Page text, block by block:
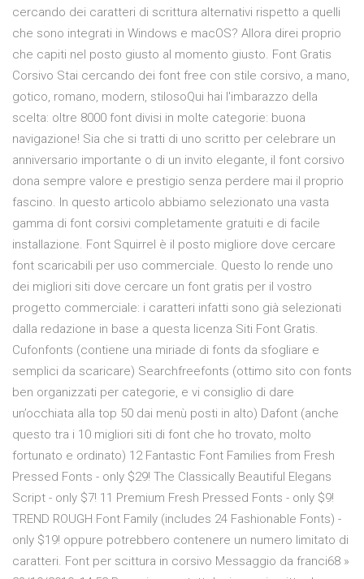
cercando dei caratteri di scrittura alternativi rispetto a quelli
che sono integrati in Windows e macOS? Allora direi proprio
che capiti nel posto giusto al momento giusto. Font Gratis
Corsivo Stai cercando dei font free con stile corsivo, a mano,
gotico, romano, modern, stilosoQui hai l'imbarazzo della
scelta: oltre 8000 font divisi in molte categorie: buona
navigazione! Sia che si tratti di uno scritto per celebrare un
anniversario importante o di un invito elegante, il font corsivo
dona sempre valore e prestigio senza perdere mai il proprio
fascino. In questo articolo abbiamo selezionato una vasta
gamma di font corsivi completamente gratuiti e di facile
installazione. Font Squirrel è il posto migliore dove cercare
font scaricabili per uso commerciale. Questo lo rende uno
dei migliori siti dove cercare un font gratis per il vostro
progetto commerciale: i caratteri infatti sono già selezionati
dalla redazione in base a questa licenza Siti Font Gratis.
Cufonfonts (contiene una miriade di fonts da sfogliare e
semplici da scaricare) Searchfreefonts (ottimo sito con fonts
ben organizzati per categorie, e vi consiglio di dare
un’occhiata alla top 50 dai menù posti in alto) Dafont (anche
questo tra i 10 migliori siti di font che ho trovato, molto
fortunato e ordinato) 12 Fantastic Font Families from Fresh
Pressed Fonts - only $29! The Classically Beautiful Elegans
Script - only $7! 11 Premium Fresh Pressed Fonts - only $9!
TREND ROUGH Font Family (includes 24 Fashionable Fonts) -
only $19! oppure potrebbero contenere un numero limitato di
caratteri. Font per scittura in corsivo Messaggio da franci68 »